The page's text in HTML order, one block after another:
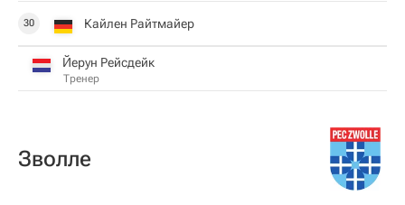
30 Кайлен Райтмайер
Йерун Рейсдейк
Тренер
Зволле